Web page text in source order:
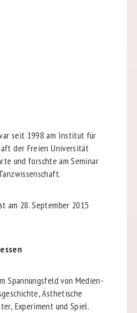
seit 1998 am Institut für
der Freien Universität
und forschte am Seminar
am 28. September 2015
Spannungsfeld von Medien-
Ästhetische
Experiment und Spiel.